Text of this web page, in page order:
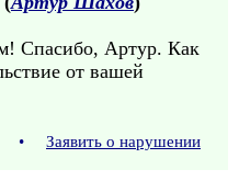
Спасибо, Артур. Как
от вашей
• Заявить о нарушении